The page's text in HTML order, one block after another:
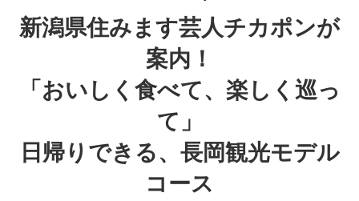
新潟県住みます芸人チカポンが
案内！
「おいしく食べて、 楽しく巡っ
て」
日帰りできる、 長岡観光モデル
コース